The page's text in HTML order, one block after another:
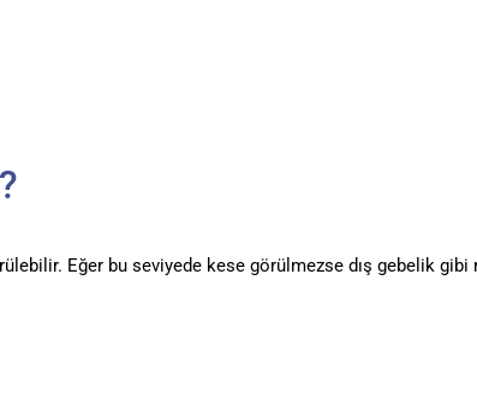
Eğer bu seviyede kese görülmezse dış gebelik